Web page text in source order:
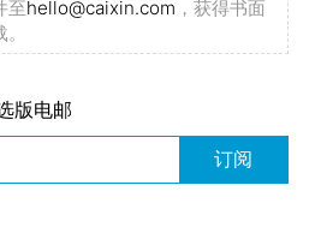
至hello@caixin.com ，获得书面
版电邮
订阅